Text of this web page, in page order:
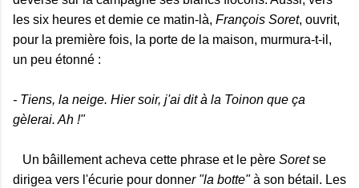
les six heures et demie ce matin-là, François Soret, ouvrit,
pour la première fois, la porte de la maison, murmura-t-il,
un peu étonné :
- Tiens, la neige. Hier soir, j'ai dit à la Toinon que ça
gèlerai. Ah !"
Un bâillement acheva cette phrase et le père Soretse
dirigea vers l'écurie pour donner "la botte"à son bétail. Les